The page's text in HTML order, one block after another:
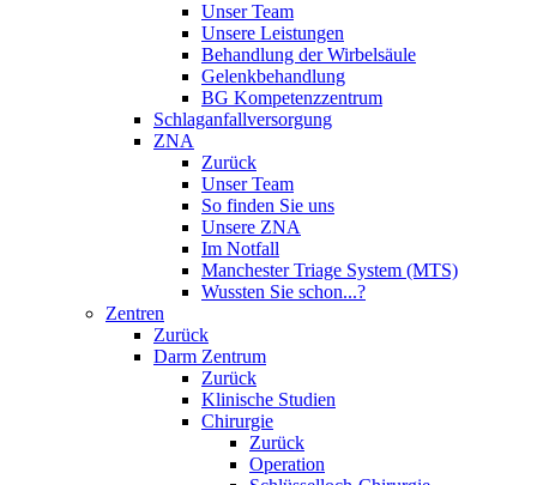
Unser Team
Unsere Leistungen
Behandlung der Wirbelsäule
Gelenkbehandlung
BG Kompetenzzentrum
Schlaganfallversorgung
ZNA
Zurück
Unser Team
So finden Sie uns
Unsere ZNA
Im Notfall
Manchester Triage System (MTS)
Wussten Sie schon...?
Zentren
Zurück
Darm Zentrum
Zurück
Klinische Studien
Chirurgie
Zurück
Operation